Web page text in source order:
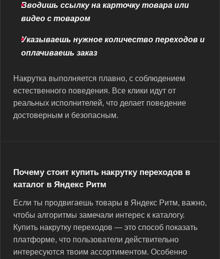
Вводишь ссылку на карточку товара или
видео с товаром
Указываешь нужное количество переходов и
оплачиваешь заказ
Накрутка выполняется плавно, с соблюдением
естественного поведения. Все клики идут от
реальных исполнителей, что делает поведение
достоверным и безопасным.
Почему стоит купить накрутку переходов в
каталог в Яндекс Ритм
Если ты продвигаешь товары в Яндекс Ритм, важно,
чтобы алгоритмы замечали интерес к каталогу.
Купить накрутку переходов — это способ показать
платформе, что пользователи действительно
интересуются твоим ассортиментом. Особенно